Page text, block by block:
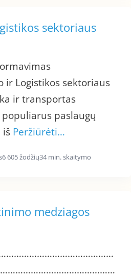
sektoriaus
ir Logistikos sektoriaus
ir transportas
paslaugų
iš Peržiūrėti…
6 605 žodžių34 min. skaitymo
medziagos